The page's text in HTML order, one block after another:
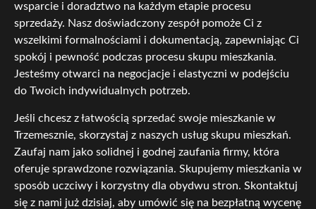
wsparcie i doradztwo na każdym etapie procesu
sprzedaży. Nasz doświadczony zespół pomoże Ci z
wszelkimi formalnościami i dokumentacją, zapewniając Ci
spokój i pewność podczas procesu skupu mieszkania.
Jesteśmy otwarci na negocjacje i elastyczni w podejściu
do Twoich indywidualnych potrzeb.
Jeśli chcesz z łatwością sprzedać swoje mieszkanie w
Trzemesznie, skorzystaj z naszych usług skupu mieszkań.
Zaufaj nam jako solidnej i godnej zaufania firmy, która
oferuje sprawdzone rozwiązania. Skupujemy mieszkania w
sposób uczciwy i korzystny dla obydwu stron. Skontaktuj
się z nami już dzisiaj, aby umówić się na bezpłatną wycenę